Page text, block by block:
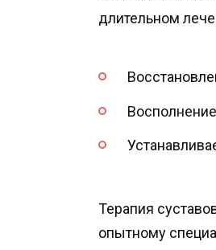
длительном
Терапия
опытному